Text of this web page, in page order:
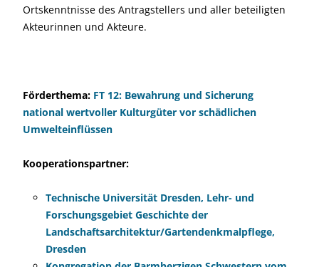
Ortskenntnisse des Antragstellers und aller beteiligten
Akteurinnen und Akteure.
Förderthema: FT 12: Bewahrung und Sicherung
national wertvoller Kulturgüter vor schädlichen
Umwelteinflüssen
Kooperationspartner:
Technische Universität Dresden, Lehr- und
Forschungsgebiet Geschichte der
Landschaftsarchitektur/Gartendenkmalpflege,
Dresden